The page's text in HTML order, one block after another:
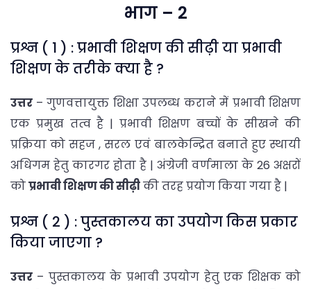
भाग – 2
प्रश्न ( 1 ) : प्रभावी शिक्षण की सीढ़ी या प्रभावी
शिक्षण के तरीके क्या है ?
उत्तर – गुणवत्तायुक्त शिक्षा उपलब्ध कराने में प्रभावी शिक्षण
एक प्रमुख तत्व है | प्रभावी शिक्षण बच्चों के सीखने की
प्रक्रिया को सहज , सरल एवं बालकेन्द्रित बनाते हुए स्थायी
अधिगम हेतु कारगर होता है | अंग्रेजी वर्णमाला के 26 अक्षरों
कोप्रभावी शिक्षण की सीढ़ीकी तरह प्रयोग किया गया है |
प्रश्न ( 2 ) : पुस्तकालय का उपयोग किस प्रकार
किया जाएगा ?
उत्तर – पुस्तकालय के प्रभावी उपयोग हेतु एक शिक्षक को